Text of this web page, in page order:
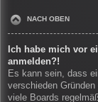
NACH OBEN
Ich habe mich vor
anmelden?!
Es kann sein, dass
verschieden
viele Boards